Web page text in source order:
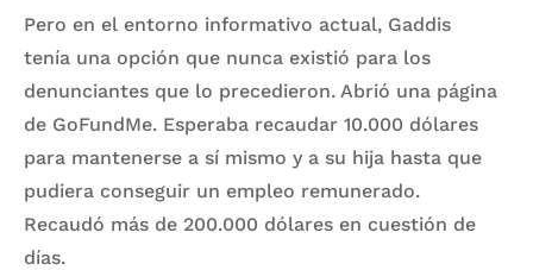
Pero en el entorno informativo actual, Gaddis
tenía una opción que nunca existió para los
denunciantes que lo precedieron. Abrió una página
de GoFundMe. Esperaba recaudar 10.000 dólares
para mantenerse a sí mismo y a su hija hasta que
pudiera conseguir un empleo remunerado.
Recaudó más de 200.000 dólares en cuestión de
días.